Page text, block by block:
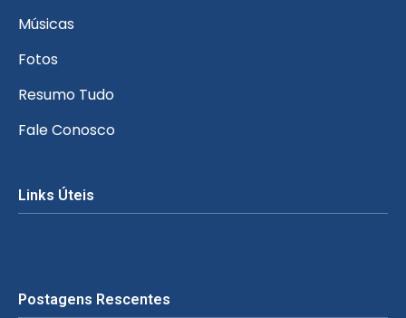
Músicas
Fotos
Resumo Tudo
Fale Conosco
Links Úteis
Postagens Rescentes